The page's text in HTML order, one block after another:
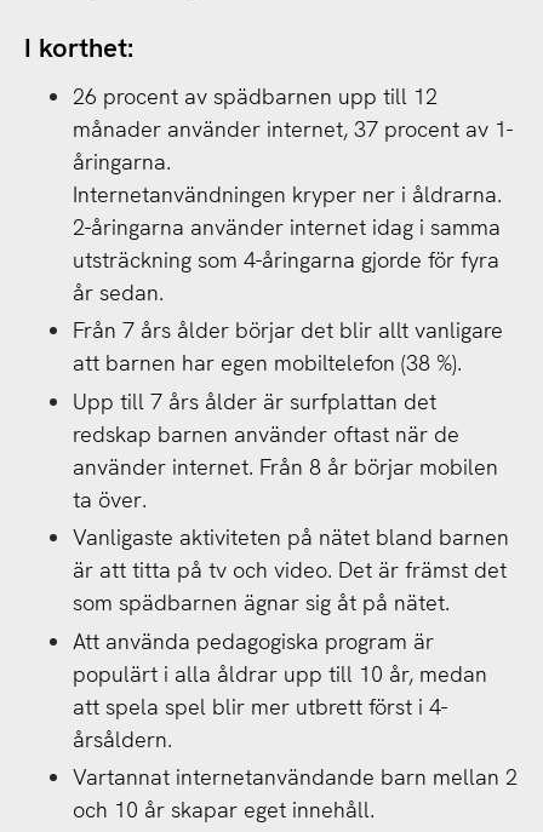
I korthet:
26 procent av spädbarnen upp till 12
månader använder internet, 37 procent av 1-
åringarna.
Internetanvändningen kryper ner i åldrarna.
2-åringarna använder internet idag i samma
utsträckning som 4-åringarna gjorde för fyra
år sedan.
Från 7 års ålder börjar det blir allt vanligare
att barnen har egen mobiltelefon (38 %).
Upp till 7 års ålder är surfplattan det
redskap barnen använder oftast när de
använder internet. Från 8 år börjar mobilen
ta över.
Vanligaste aktiviteten på nätet bland barnen
är att titta på tv och video. Det är främst det
som spädbarnen ägnar sig åt på nätet.
Att använda pedagogiska program är
populärt i alla åldrar upp till 10 år, medan
att spela spel blir mer utbrett först i 4-
årsåldern.
Vartannat internetanvändande barn mellan 2
och 10 år skapar eget innehåll.